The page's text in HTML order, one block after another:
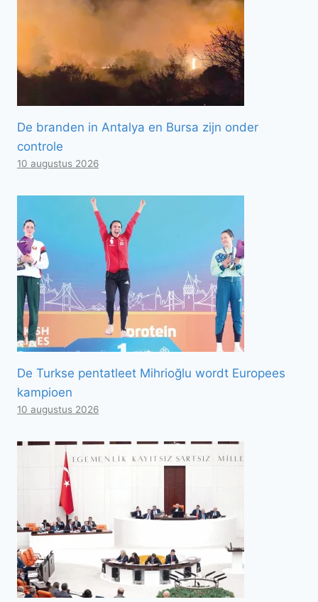
De branden in Antalya en Bursa zijn onder
controle
10 augustus 2026
De Turkse pentatleet Mihrioğlu wordt Europees
kampioen
10 augustus 2026